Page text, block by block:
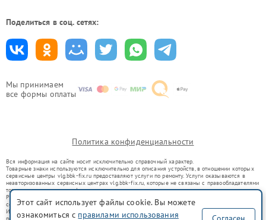
Мы принимаем
все формы оплаты
Поделиться в соц. сетях:
Политика конфиденциальности
Вся информация на сайте носит исключительно справочный характер.
Товарные знаки используются исключительно для описания устройств, в отношении которых
сервисные центры vlg.bbk-fix.ru предоставляют услуги по ремонту. Услуги оказываются в
неавторизованных сервисных центрах vlg.bbk-fix.ru, которые не связаны с правообладателями
товарных знаков или их официальными представителями.
Ремонт осуществляется для устройств, уже введенных в гражданский оборот в соответствии
со статьей 1487 ГК РФ.
Использование товарных знаков не преследует цели индивидуализации услуг или введения
Этот сайт использует файлы cookie. Вы можете
ознакомиться с правилами использования